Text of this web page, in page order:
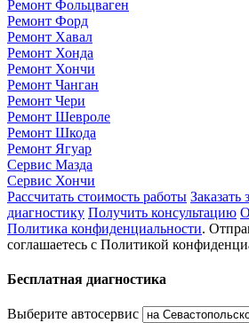
Ремонт Фольцваген
Ремонт Форд
Ремонт Хавал
Ремонт Хонда
Ремонт Хончи
Ремонт Чанган
Ремонт Чери
Ремонт Шевроле
Ремонт Шкода
Ремонт Ягуар
Сервис Мазда
Сервис Хончи
Рассчитать стоимость работы Заказать
диагностику Получить консультацию
Политика конфиденциальности.
соглашаетесь с Политикой
Бесплатная диагностика
Выберите автосервис